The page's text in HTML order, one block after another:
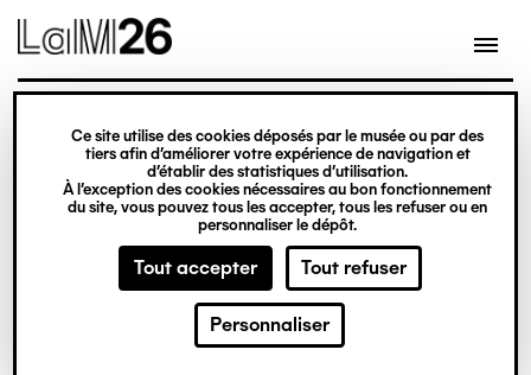
Gestion des cookies
Ce site utilise des cookies déposés par le musée ou par des
tiers afin d’améliorer votre expérience de navigation et
d’établir des statistiques d’utilisation.
À l’exception des cookies nécessaires au bon fonctionnement
du site, vous pouvez tous les accepter, tous les refuser ou en
personnaliser le dépôt.
Tout accepter Tout refuser
Personnaliser
La collection en
ligne
Riche de plus de 8 000 œuvres, la collection du LaM est